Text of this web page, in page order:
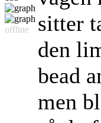
offline
sitter
den
bead
men